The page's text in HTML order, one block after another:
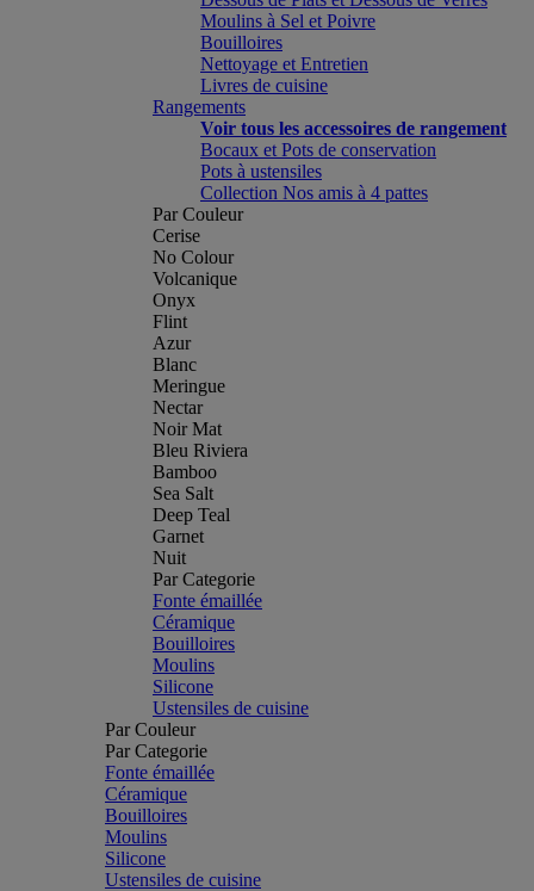
Moulins à Sel et Poivre
Bouilloires
Nettoyage et Entretien
Livres de cuisine
Rangements
Voir tous les accessoires de rangement
Bocaux et Pots de conservation
Pots à ustensiles
Collection Nos amis à 4 pattes
Par Couleur
Cerise
No Colour
Volcanique
Onyx
Flint
Azur
Blanc
Meringue
Nectar
Noir Mat
Bleu Riviera
Bamboo
Sea Salt
Deep Teal
Garnet
Nuit
Par Categorie
Fonte émaillée
Céramique
Bouilloires
Moulins
Silicone
Ustensiles de cuisine
Par Couleur
Par Categorie
Fonte émaillée
Céramique
Bouilloires
Moulins
Silicone
Ustensiles de cuisine